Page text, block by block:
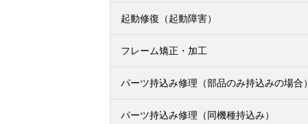
起動修復（起動障害）
フレーム矯正・加工
パーツ持込み修理（部品のみ持込みの場合）
パーツ持込み修理（同機種持込み）